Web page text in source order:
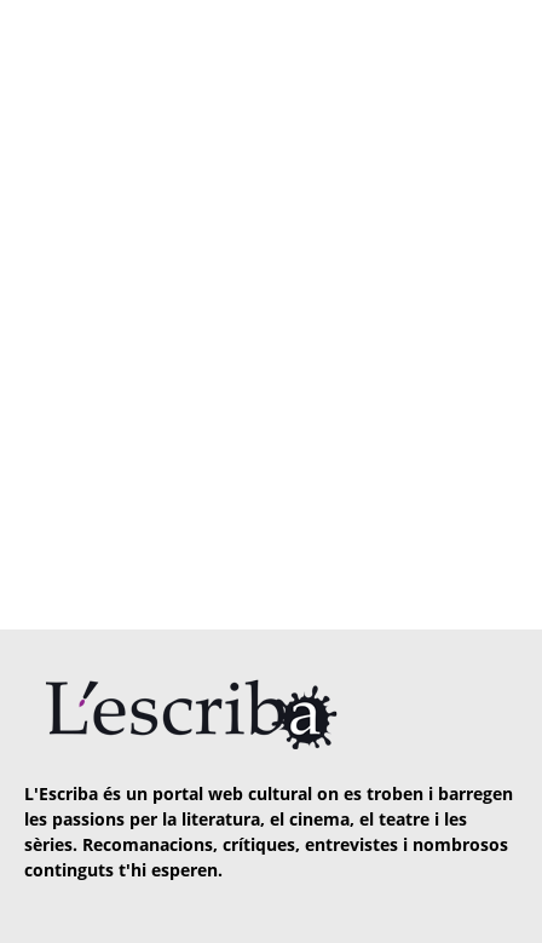
L'Escriba és un portal web cultural on es troben i barregen
les passions per la literatura, el cinema, el teatre i les
sèries. Recomanacions, crítiques, entrevistes i nombrosos
continguts t'hi esperen.